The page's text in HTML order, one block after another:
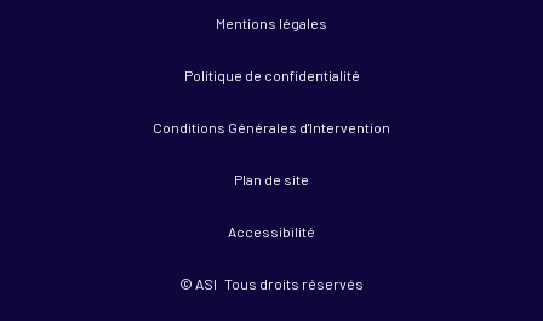
Mentions légales
Politique de confidentialité
Conditions Générales d'Intervention
Plan de site
Accessibilité
© ASI Tous droits réservés